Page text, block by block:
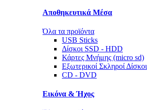
Αποθηκευτικά Μέσα
Όλα τα προϊόντα
USB Sticks
Δίσκοι SSD - HDD
Κάρτες Μνήμης (micro sd)
Εξωτερικοί Σκληροί Δίσκοι
CD - DVD
Εικόνα & Ήχος